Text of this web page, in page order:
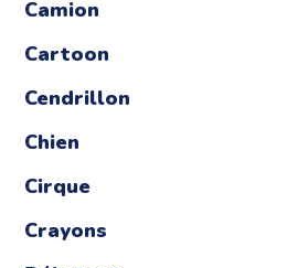
Camion
Cartoon
Cendrillon
Chien
Cirque
Crayons